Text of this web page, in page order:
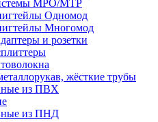
MPO/MTP
Одномод
Многомод
и розетки
жёсткие трубы
из ПВХ
из ПНД